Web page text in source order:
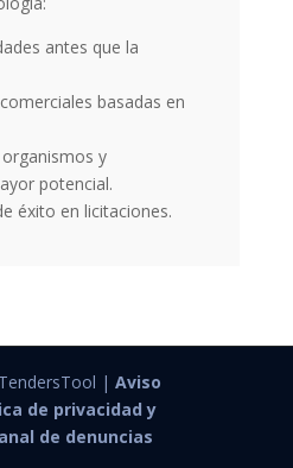
antes que la
basadas en
y
potencial.
éxito en licitaciones.
|Aviso
de privacidad y
de denuncias